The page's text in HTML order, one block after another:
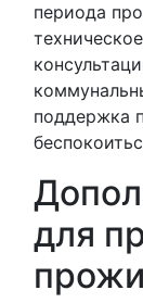
периода
поддержка
для